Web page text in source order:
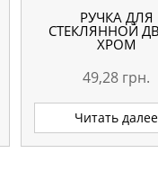
РУЧКА ДЛЯ
СТЕКЛЯННОЙ
ХРОМ
49,28 грн.
Читать далее